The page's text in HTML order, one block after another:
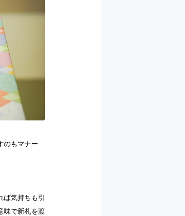
のもマナー
気持ちも引
味で新札を渡